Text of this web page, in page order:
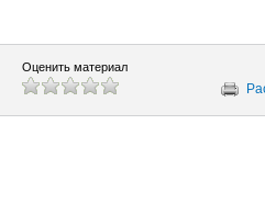
Оценить материал